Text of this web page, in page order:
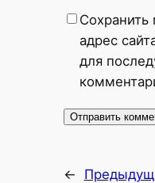
адрес
для
←